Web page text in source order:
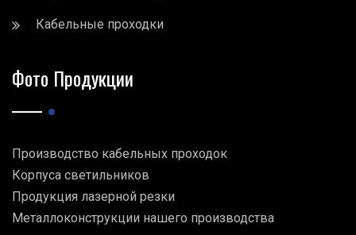
Кабельные проходки
Фото Продукции
Производство кабельных проходок
Корпуса светильников
Продукция лазерной резки
Металлоконструкции нашего производства